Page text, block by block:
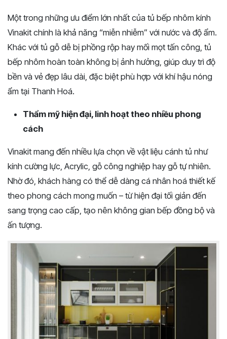
Một trong những ưu điểm lớn nhất của tủ bếp nhôm kính
Vinakit chính là khả năng “miễn nhiễm” với nước và độ ẩm.
Khác với tủ gỗ dễ bị phồng rộp hay mối mọt tấn công, tủ
bếp nhôm hoàn toàn không bị ảnh hưởng, giúp duy trì độ
bền và vẻ đẹp lâu dài, đặc biệt phù hợp với khí hậu nóng
ẩm tại Thanh Hoá.
Thẩm mỹ hiện đại, linh hoạt theo nhiều phong
cách
Vinakit mang đến nhiều lựa chọn về vật liệu cánh tủ như
kính cường lực, Acrylic, gỗ công nghiệp hay gỗ tự nhiên.
Nhờ đó, khách hàng có thể dễ dàng cá nhân hoá thiết kế
theo phong cách mong muốn – từ hiện đại tối giản đến
sang trọng cao cấp, tạo nên không gian bếp đồng bộ và
ấn tượng.